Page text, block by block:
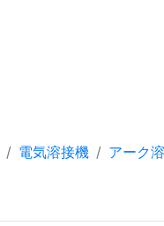
電気溶接機 アーク